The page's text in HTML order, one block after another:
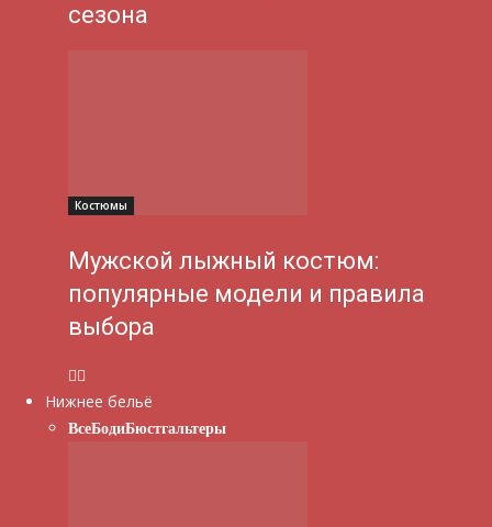
сезона
Костюмы
Мужской лыжный костюм:
популярные модели и правила
выбора
Нижнее бельё
ВсеБодиБюстгальтеры